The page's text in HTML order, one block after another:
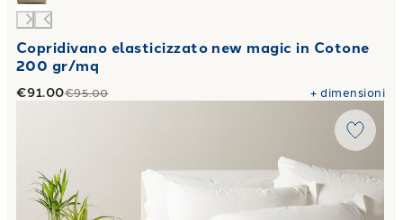
Copridivano elasticizzato new magic in Cotone
200 gr/mq
€91.00€95.00 +dimensioni